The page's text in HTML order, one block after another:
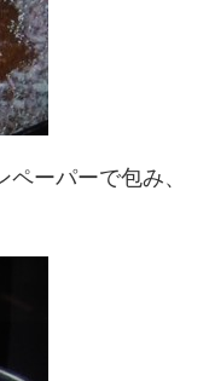
ーパーで包み、